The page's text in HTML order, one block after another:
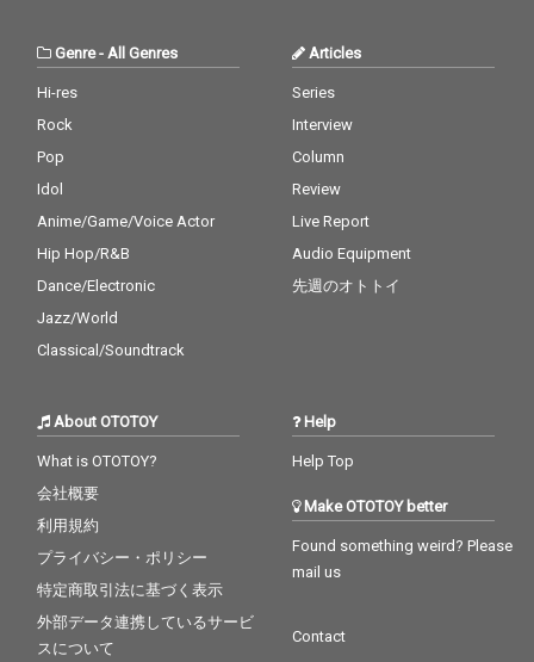
Genre- All Genres
Hi-res
Rock
Pop
Idol
Anime/Game/Voice Actor
Hip Hop/R&B
Dance/Electronic
Jazz/World
Classical/Soundtrack
Articles
Series
Interview
Column
Review
Live Report
Audio Equipment
先週のオトトイ
About OTOTOY
What is OTOTOY?
会社概要
利用規約
プライバシー・ポリシー
特定商取引法に基づく表示
外部データ連携しているサービ
スについて
Help
Help Top
Make OTOTOY better
Found something weird? Please
mail us
Contact